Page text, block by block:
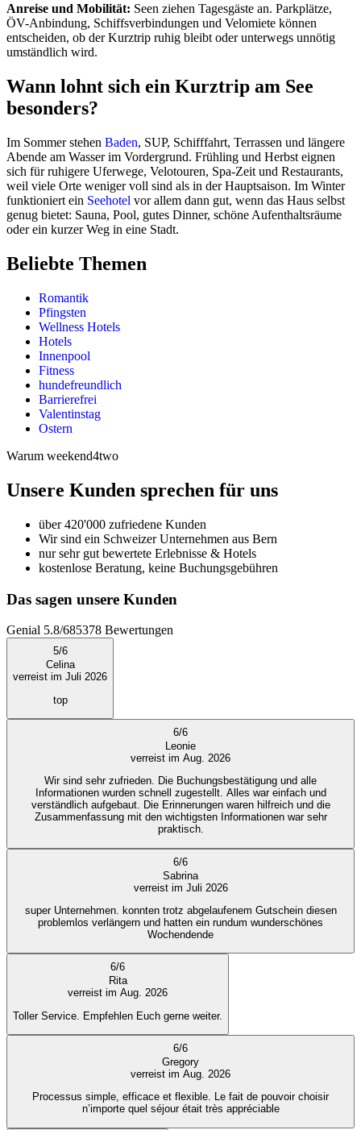
Anreise und Mobilität: Seen ziehen Tagesgäste an. Parkplätze,
ÖV-Anbindung, Schiffsverbindungen und Velomiete können
entscheiden, ob der Kurztrip ruhig bleibt oder unterwegs unnötig
umständlich wird.
Wann lohnt sich ein Kurztrip am See
besonders?
Im Sommer stehen Baden, SUP, Schifffahrt, Terrassen und längere
Abende am Wasser im Vordergrund. Frühling und Herbst eignen
sich für ruhigere Uferwege, Velotouren, Spa-Zeit und Restaurants,
weil viele Orte weniger voll sind als in der Hauptsaison. Im Winter
funktioniert ein Seehotel vor allem dann gut, wenn das Haus selbst
genug bietet: Sauna, Pool, gutes Dinner, schöne Aufenthaltsräume
oder ein kurzer Weg in eine Stadt.
Beliebte Themen
Romantik
Pfingsten
Wellness Hotels
Hotels
Innenpool
Fitness
hundefreundlich
Barrierefrei
Valentinstag
Ostern
Warum weekend4two
Unsere Kunden sprechen für uns
über 420'000 zufriedene Kunden
Wir sind ein Schweizer Unternehmen aus Bern
nur sehr gut bewertete Erlebnisse & Hotels
kostenlose Beratung, keine Buchungsgebühren
Das sagen unsere Kunden
Genial 5.8/685378 Bewertungen
5/6
Celina
verreist im Juli 2026
top
6/6
Leonie
verreist im Aug. 2026
Wir sind sehr zufrieden. Die Buchungsbestätigung und alle
Informationen wurden schnell zugestellt. Alles war einfach und
verständlich aufgebaut. Die Erinnerungen waren hilfreich und die
Zusammenfassung mit den wichtigsten Informationen war sehr
praktisch.
6/6
Sabrina
verreist im Juli 2026
super Unternehmen. konnten trotz abgelaufenem Gutschein diesen
problemlos verlängern und hatten ein rundum wunderschönes
Wochendende
6/6
Rita
verreist im Aug. 2026
Toller Service. Empfehlen Euch gerne weiter.
6/6
Gregory
verreist im Aug. 2026
Processus simple, efficace et flexible. Le fait de pouvoir choisir
n’importe quel séjour était très appréciable